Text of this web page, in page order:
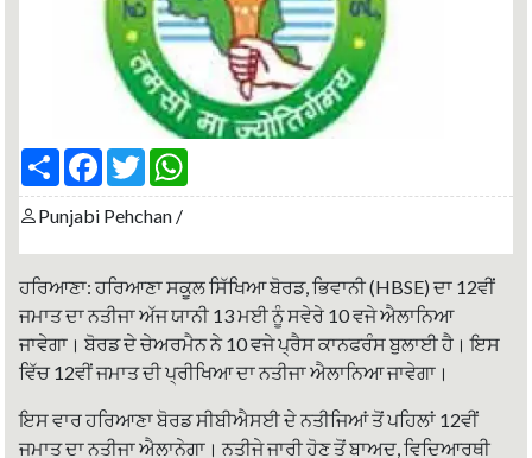
S
a
r
F
c
e
o
k
T
w
i
t
e
a
A
p
Punjabi Pehchan /
ਹਰਿਆਣਾ: ਹਰਿਆਣਾ ਸਕੂਲ ਸਿੱਖਿਆ ਬੋਰਡ, ਭਿਵਾਨੀ (HBSE) ਦਾ 12ਵੀਂ
ਜਮਾਤ ਦਾ ਨਤੀਜਾ ਅੱਜ ਯਾਨੀ 13 ਮਈ ਨੂੰ ਸਵੇਰੇ 10 ਵਜੇ ਐਲਾਨਿਆ
ਜਾਵੇਗਾ। ਬੋਰਡ ਦੇ ਚੇਅਰਮੈਨ ਨੇ 10 ਵਜੇ ਪ੍ਰੈਸ ਕਾਨਫਰੰਸ ਬੁਲਾਈ ਹੈ। ਇਸ
ਵਿੱਚ 12ਵੀਂ ਜਮਾਤ ਦੀ ਪ੍ਰੀਖਿਆ ਦਾ ਨਤੀਜਾ ਐਲਾਨਿਆ ਜਾਵੇਗਾ।
ਇਸ ਵਾਰ ਹਰਿਆਣਾ ਬੋਰਡ ਸੀਬੀਐਸਈ ਦੇ ਨਤੀਜਿਆਂ ਤੋਂ ਪਹਿਲਾਂ 12ਵੀਂ
ਜਮਾਤ ਦਾ ਨਤੀਜਾ ਐਲਾਨੇਗਾ। ਨਤੀਜੇ ਜਾਰੀ ਹੋਣ ਤੋਂ ਬਾਅਦ, ਵਿਦਿਆਰਥੀ